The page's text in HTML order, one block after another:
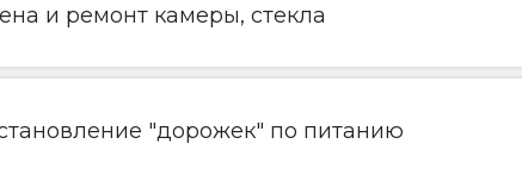
и ремонт камеры, стекла
"дорожек" по питанию